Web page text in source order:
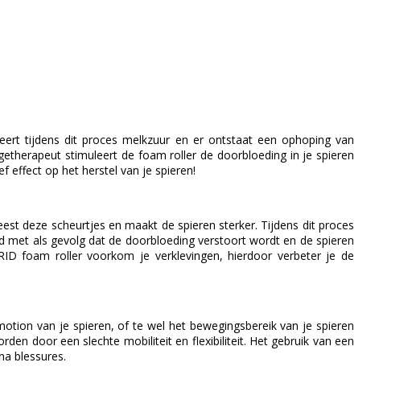
tijdens dit proces melkzuur en er ontstaat een ophoping van
stimuleert de foam roller de doorbloeding in je spieren
effect op het herstel van je spieren!
deze scheurtjes en maakt de spieren sterker. Tijdens dit proces
met als gevolg dat de doorbloeding verstoort wordt en de spieren
foam roller voorkom je verklevingen, hierdoor verbeter je de
van je spieren, of te wel het bewegingsbereik van je spieren
door een slechte mobiliteit en flexibiliteit. Het gebruik van een
blessures.